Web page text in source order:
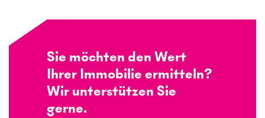
Sie möchten den Wert
Ihrer Immobilie ermitteln?
Wir unterstützen Sie
gerne.